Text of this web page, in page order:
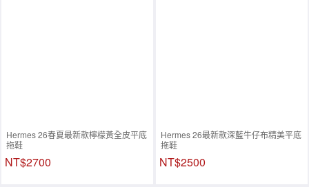
Hermes 26春夏最新款檸檬黃全皮平底
拖鞋
NT$2700
Hermes 26最新款深藍牛仔布精美平底
拖鞋
NT$2500